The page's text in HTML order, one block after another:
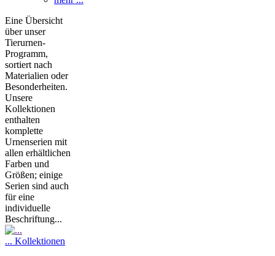
Eine Übersicht
über unser
Tierurnen-
Programm,
sortiert nach
Materialien oder
Besonderheiten.
Unsere
Kollektionen
enthalten
komplette
Urnenserien mit
allen erhältlichen
Farben und
Größen; einige
Serien sind auch
für eine
individuelle
Beschriftung...
... Kollektionen